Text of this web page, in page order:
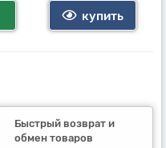
купить
Быстрый возврат и
обмен товаров